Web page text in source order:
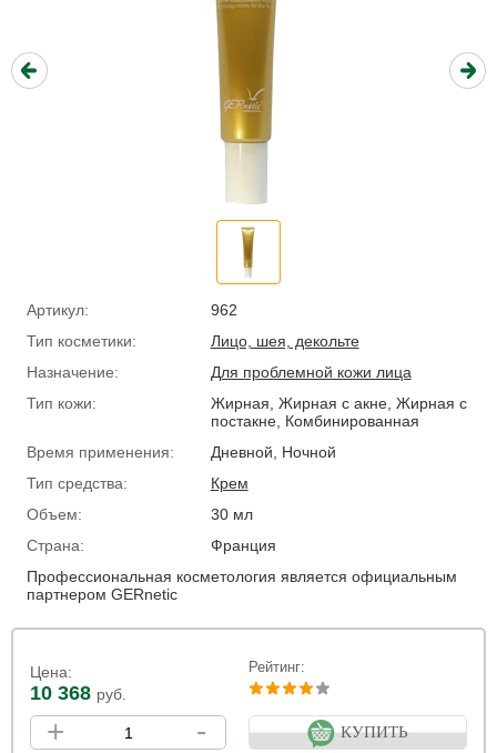
Артикул:
962
Тип косметики:
Лицо, шея, декольте
Назначение:
Для проблемной кожи лица
Тип кожи:
Жирная, Жирная с акне, Жирная с
постакне, Комбинированная
Время применения:
Дневной, Ночной
Тип средства:
Крем
Объем:
30 мл
Страна:
Франция
Профессиональная косметология является официальным
партнером GERnetic
Цена:
10 368 руб.
Рейтинг:
+ - КУПИТЬ